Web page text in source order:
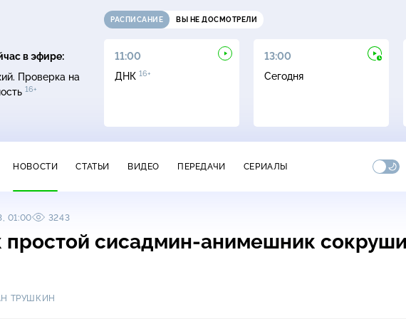
в эфире:
Проверка на
16+
РАСПИСАНИЕ ВЫ НЕ ДОСМОТРЕЛИ
11:00
ДНК 16+
13:00
Сегодня
НОВОСТИ СТАТЬИ ВИДЕО ПЕРЕДАЧИ СЕРИАЛЫ
01:00 3243
простой сисадмин-анимешник
ТРУШКИН